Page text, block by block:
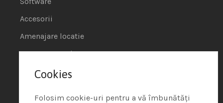
Accesorii
Amenajare locatie
POS - Puncte de vanzare
Termeni si conditii
Politica de Cookie
Cookies
Folosim cookie-uri pentru a vă îmbunătăți